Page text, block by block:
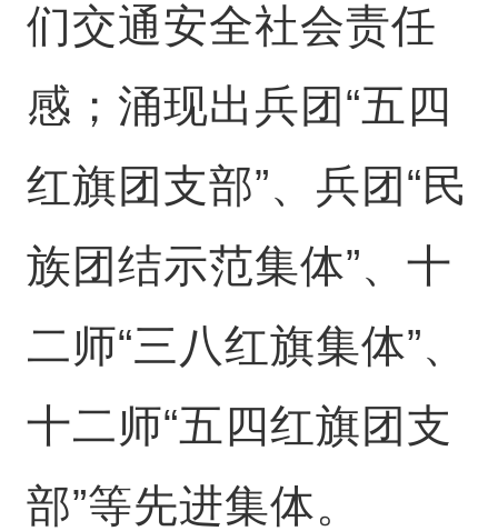
们交通安全社会责任
感；涌现出兵团“五四
红旗团支部”、兵团“民
族团结示范集体”、十
二师“三八红旗集体”、
十二师“五四红旗团支
部”等先进集体。